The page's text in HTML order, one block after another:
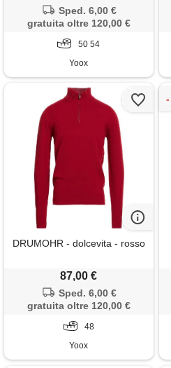
Sped. 6,00 €
gratuita oltre 120,00 €
50 54
Yoox
DRUMOHR - dolcevita - rosso
87,00 €
Sped. 6,00 €
gratuita oltre 120,00 €
48
Yoox